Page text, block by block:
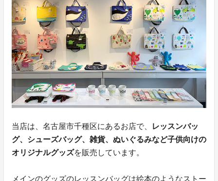
当店は、名古屋市千種区にあるお店で、
レッスンバッ
グ、シューズバッグ、雑貨、ぬいぐるみなど子供向けの
オリジナルグッズを販売しています。
メインのグッズのレッスンバッグは絵本のようなストー